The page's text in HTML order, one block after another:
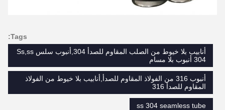
Tags:
أنابيب بلا خيوط من الصلب المقاوم للصدأ 304,أنبوب سلس Ss,ss
304 أنبوب بلا مسام
أنبوب 316 من الفولاذ المقاوم للصدأ,أنابيب بلا خيوط من الفولاذ
المقاوم للصدأ 316
ss 304 seamless tube